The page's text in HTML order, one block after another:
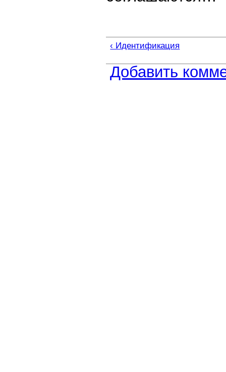
‹ Идентификация
Добавить